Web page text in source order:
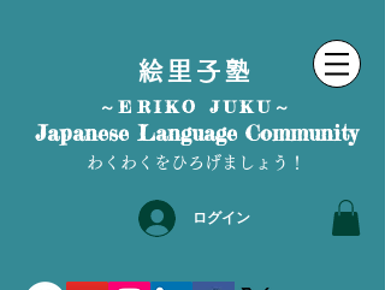
絵里子塾
～ERIKO JUKU～
Japanese Language Community
わくわくをひろげましょう！
ログイン